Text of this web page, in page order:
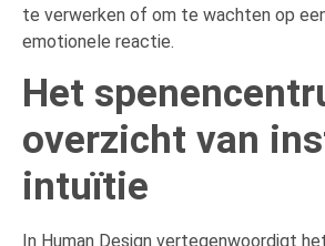
te verwerken of om te wachten op
emotionele reactie.
Het
overzicht van
intuïtie
In Human Design vertegenwoordigt